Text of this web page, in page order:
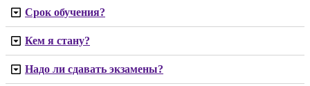
Срок обучения?
Кем я стану?
Надо ли сдавать экзамены?